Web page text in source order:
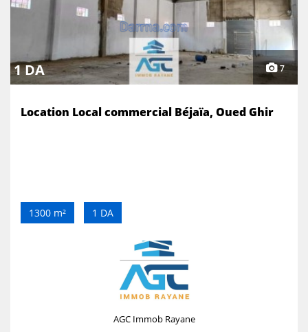
1 DA 7
Location Local commercial Béjaïa, Oued Ghir
1300 m² 1 DA
AGC Immob Rayane